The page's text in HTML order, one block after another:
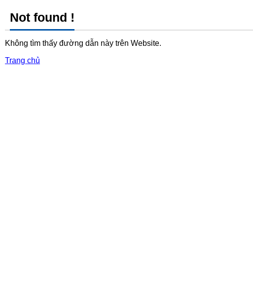
Not found !
Không tìm thấy đường dẫn này trên Website.
Trang chủ